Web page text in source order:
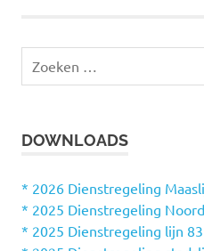
e
n
a
a
DOWNLOADS
* 2026 Dienstregeling
* 2025 Dienstregeling
* 2025 Dienstregeling lijn